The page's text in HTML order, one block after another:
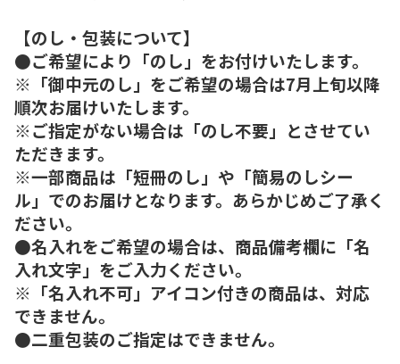
【のし・包装について】
●ご希望により「のし」をお付けいたします。
※「御中元のし」をご希望の場合は7月上旬以降
順次お届けいたします。
※ご指定がない場合は「のし不要」とさせてい
ただきます。
※一部商品は「短冊のし」や「簡易のしシー
ル」でのお届けとなります。あらかじめご了承く
ださい。
●名入れをご希望の場合は、商品備考欄に「名
入れ文字」をご入力ください。
※「名入れ不可」アイコン付きの商品は、対応
できません。
●二重包装のご指定はできません。